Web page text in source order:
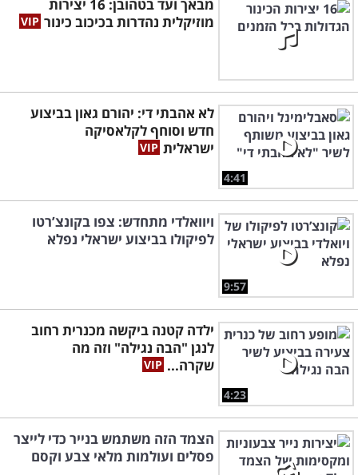
מבאך ועד בטהובן: 16 יצירות
מוזיקלית נהדרות בכיכוב כינור
4:41
לא אהבתי די: יהורם גאון בביצוע
חדש וסוחף לקלאסיקה
ישראלית
9:57
ויוואלדי מתחדש: צפו בקונצ’רטו
לפיקולו בביצוע ישראלי נפלא
4:23
ילדה קטנה ביקשה מכנרית רחוב
לנגן "הבה נגילה" וזה מה
שקרה...
הצמד הזה משתמש בנייר כדי לייצר
פסלים ועולמות מלאי צבע וקסם